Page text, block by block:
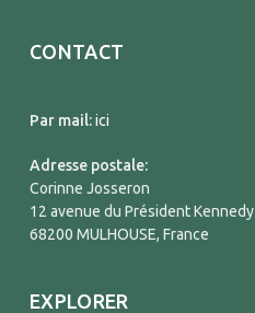
CONTACT
Par mail:ici
Adresse postale:
Corinne Josseron
12 avenue du Président Kennedy
68200 MULHOUSE, France
EXPLORER